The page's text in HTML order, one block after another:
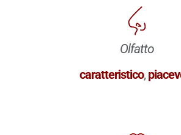
Olfatto
caratteristico,